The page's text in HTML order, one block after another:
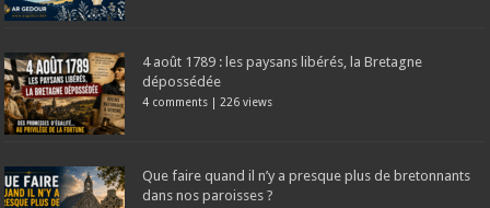
4 août 1789 : les paysans libérés, la Bretagne
dépossédée
4 comments | 226 views
Que faire quand il n’y a presque plus de bretonnants
dans nos paroisses ?